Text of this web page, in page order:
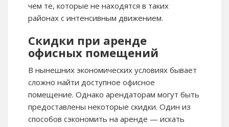
чем те, которые не находятся в таких
районах с интенсивным движением.
Скидки при аренде
офисных помещений
В нынешних экономических условиях бывает
сложно найти доступное офисное
помещение. Однако арендаторам могут быть
предоставлены некоторые скидки. Один из
способов сэкономить на аренде — искать